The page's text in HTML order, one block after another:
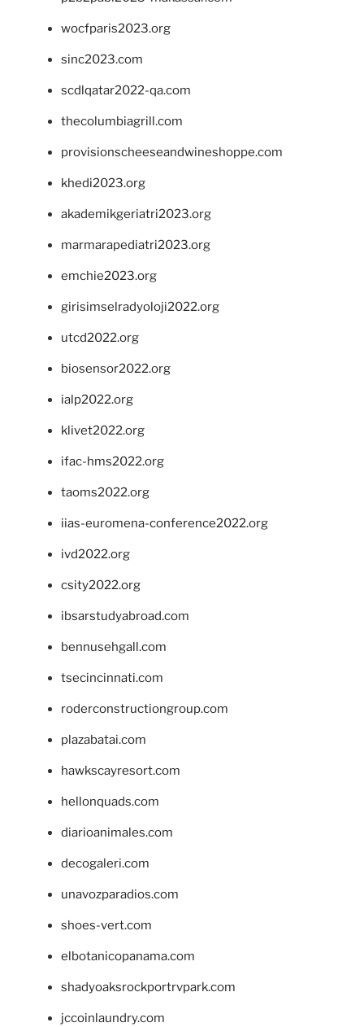
wocfparis2023.org
sinc2023.com
scdlqatar2022-qa.com
thecolumbiagrill.com
provisionscheeseandwineshoppe.com
khedi2023.org
akademikgeriatri2023.org
marmarapediatri2023.org
emchie2023.org
girisimselradyoloji2022.org
utcd2022.org
biosensor2022.org
ialp2022.org
klivet2022.org
ifac-hms2022.org
taoms2022.org
iias-euromena-conference2022.org
ivd2022.org
csity2022.org
ibsarstudyabroad.com
bennusehgall.com
tsecincinnati.com
roderconstructiongroup.com
plazabatai.com
hawkscayresort.com
hellonquads.com
diarioanimales.com
decogaleri.com
unavozparadios.com
shoes-vert.com
elbotanicopanama.com
shadyoaksrockportrvpark.com
jccoinlaundry.com